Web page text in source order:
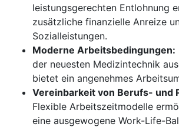
leistungsgerechten Entlohnung
zusätzliche finanzielle Anreize
Sozialleistungen.
Moderne Arbeitsbedingungen:
der neuesten Medizintechnik
bietet ein angenehmes
Vereinbarkeit von Berufs- und
Flexible Arbeitszeitmodelle
eine ausgewogene Work-Life-